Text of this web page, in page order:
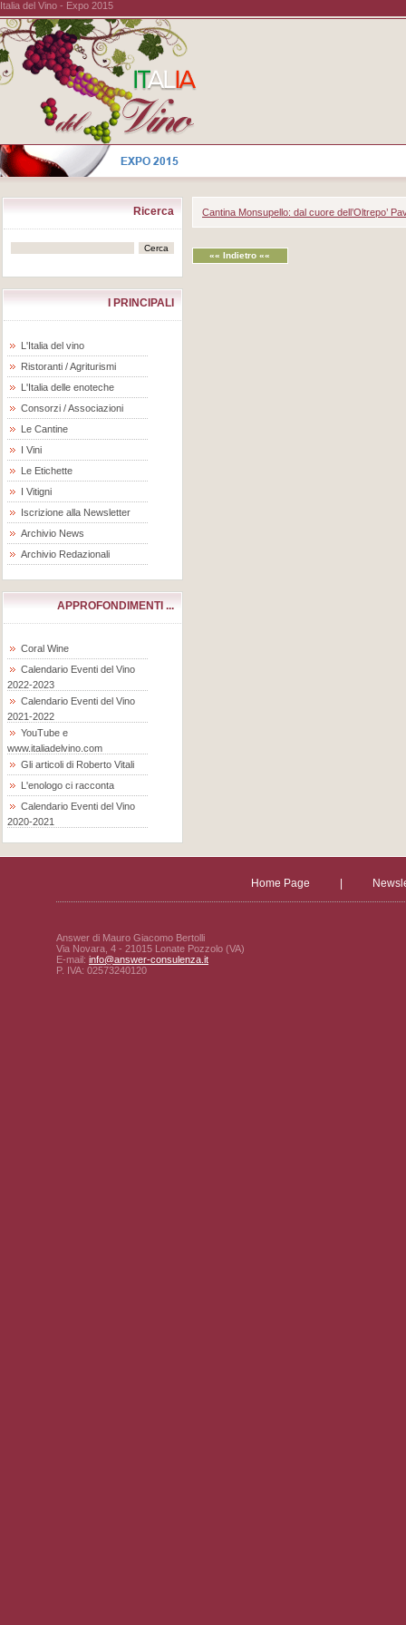
Italia del Vino - Expo 2015
Ricerca
I PRINCIPALI
L'Italia del vino
Ristoranti / Agriturismi
L'Italia delle enoteche
Consorzi / Associazioni
Le Cantine
I Vini
Le Etichette
I Vitigni
Iscrizione alla Newsletter
Archivio News
Archivio Redazionali
APPROFONDIMENTI ...
Coral Wine
Calendario Eventi del Vino
2022-2023
Calendario Eventi del Vino
2021-2022
YouTube e
www.italiadelvino.com
Gli articoli di Roberto Vitali
L'enologo ci racconta
Calendario Eventi del Vino
2020-2021
Cantina Monsupello: dal cuore dell’Oltrepo’
«« Indietro ««
Home Page
Answer di Mauro Giacomo Bertolli
Via Novara, 4 - 21015 Lonate Pozzolo (VA)
E-mail: info@answer-consulenza.it
P. IVA: 02573240120